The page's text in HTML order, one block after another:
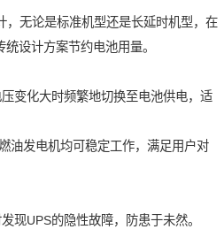
，无论是标准机型还是长延时机型，在
设计方案节约电池用量。
变化大时频繁地切换至电池供电，适
油发电机均可稳定工作，满足用户对
现UPS的隐性故障，防患于未然。